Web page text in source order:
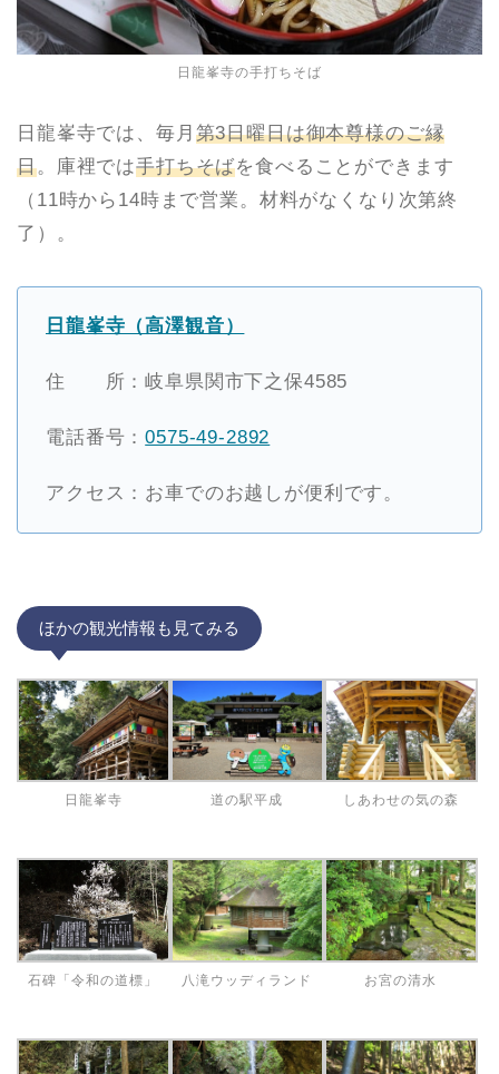
日龍峯寺の手打ちそば
日龍峯寺では、毎月 第3日曜日は御本尊様のご縁
日。庫裡では手打ちそばを食べることができます
（11時から14時まで営業。材料がなくなり次第終
了）。
日龍峯寺（高澤観音）
住 所：岐阜県関市下之保4585
電話番号：0575-49-2892
アクセス：お車でのお越しが便利です。
ほかの観光情報も見てみる
日龍峯寺 道の駅平成 しあわせの気の森
石碑「令和の道標」 八滝ウッディランド お宮の清水